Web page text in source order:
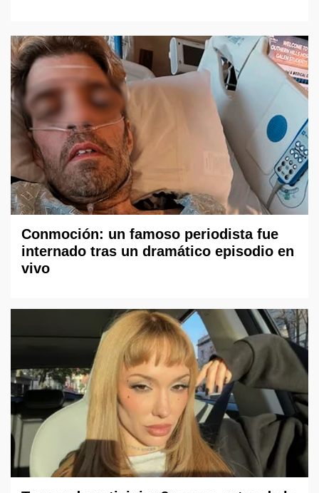
Conmoción: un famoso periodista fue
internado tras un dramático episodio en
vivo